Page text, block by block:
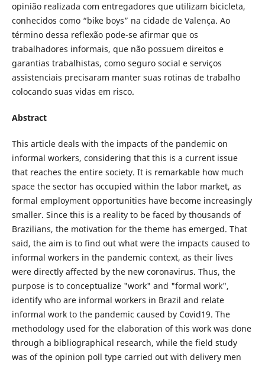
opinião realizada com entregadores que utilizam bicicleta,
conhecidos como “bike boys” na cidade de Valença. Ao
término dessa reflexão pode-se afirmar que os
trabalhadores informais, que não possuem direitos e
garantias trabalhistas, como seguro social e serviços
assistenciais precisaram manter suas rotinas de trabalho
colocando suas vidas em risco.
Abstract
This article deals with the impacts of the pandemic on
informal workers, considering that this is a current issue
that reaches the entire society. It is remarkable how much
space the sector has occupied within the labor market, as
formal employment opportunities have become increasingly
smaller. Since this is a reality to be faced by thousands of
Brazilians, the motivation for the theme has emerged. That
said, the aim is to find out what were the impacts caused to
informal workers in the pandemic context, as their lives
were directly affected by the new coronavirus. Thus, the
purpose is to conceptualize "work" and "formal work",
identify who are informal workers in Brazil and relate
informal work to the pandemic caused by Covid19. The
methodology used for the elaboration of this work was done
through a bibliographical research, while the field study
was of the opinion poll type carried out with delivery men